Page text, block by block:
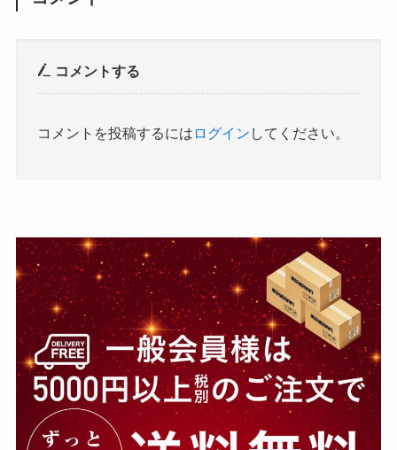
コメントする
コメントを投稿するには ログイン してください。